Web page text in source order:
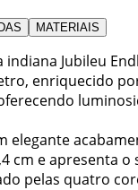
MATERIAIS
Jubileu
enriquecido
elegante
cm e apresenta o
pelas quatro